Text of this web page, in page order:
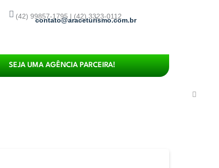
(42) 99857-1795 | (42) 3323-0112
contato@araceturismo.com.br
SEJA UMA AGÊNCIA PARCEIRA!